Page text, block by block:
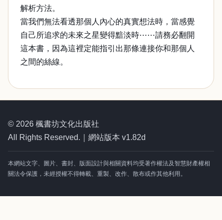
解析方法。
當我們無法看透那個人內心的真實想法時，當感覺
自己所追求的未來之星變得黯淡時⋯⋯請務必翻開
這本書，因為這裡定能指引出那條連接你和那個人
之間的絲線。
© 2026 楓書坊文化出版社
All Rights Reserved.｜網站版本 v1.82d
本網站文字、圖片、書封、版面設計與相關資料均受著作權法及智慧財產權相
關法令保護，未經授權不得轉載、重製、改作、散布或作其他利用。